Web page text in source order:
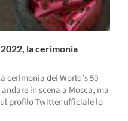
la cerimonia
cerimonia dei World’s 50
in scena a Mosca, ma
profilo Twitter ufficiale lo